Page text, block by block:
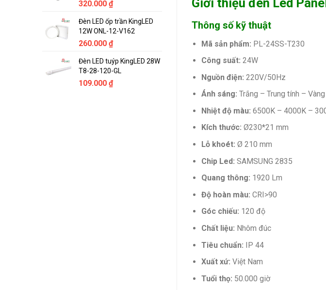
Thông số kỹ thuật
Mã sản phẩm: PL-24SS-T230
Công suất: 24W
Nguồn điện: 220V/50Hz
Ánh sáng: Trắng – Trung tính – Vàng
Nhiệt độ màu: 6500K – 4000K –
Kích thước: Ø230*21 mm
Lỗ khoét: Ø 210 mm
Chip Led: SAMSUNG 2835
Quang thông: 1920 Lm
Độ hoàn màu: CRI>90
Góc chiếu: 120 độ
Chất liệu: Nhôm đúc
Tiêu chuẩn: IP 44
Xuất xứ: Việt Nam
Tuổi thọ: 50.000 giờ
320.000 ₫
Đèn LED ốp trần KingLED
12W ONL-12-V162
260.000 ₫
Đèn LED tuýp KingLED 28W
T8-28-120-GL
109.000 ₫